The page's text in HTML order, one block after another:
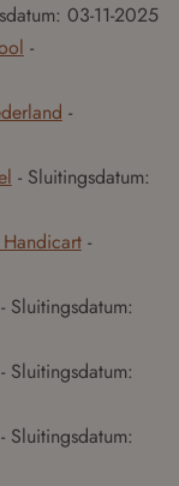
03-11-2025
-
-
- Sluitingsdatum:
-
- Sluitingsdatum:
- Sluitingsdatum:
- Sluitingsdatum: